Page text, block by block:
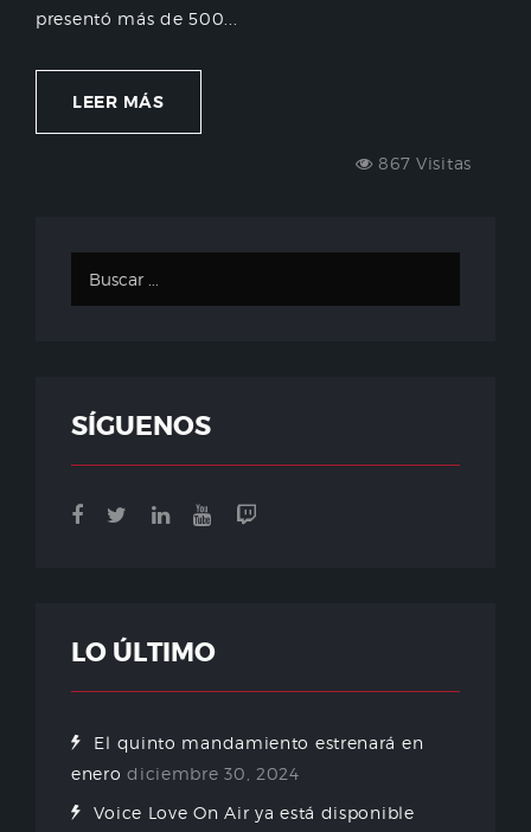
presentó más de 500...
LEER MÁS
867 Visitas
SÍGUENOS
LO ÚLTIMO
El quinto mandamiento estrenará en
enero diciembre 30, 2024
Voice Love On Air ya está disponible